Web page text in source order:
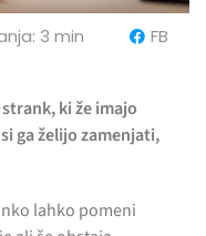
3 min
FB
ki že imajo
ga želijo zamenjati,
lahko pomeni